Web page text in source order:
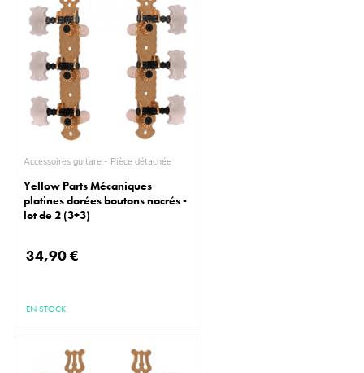
Accessoires guitare - Pièce détachée
Yellow Parts Mécaniques
platines dorées boutons nacrés -
lot de 2 (3+3)
34,90 €
EN STOCK